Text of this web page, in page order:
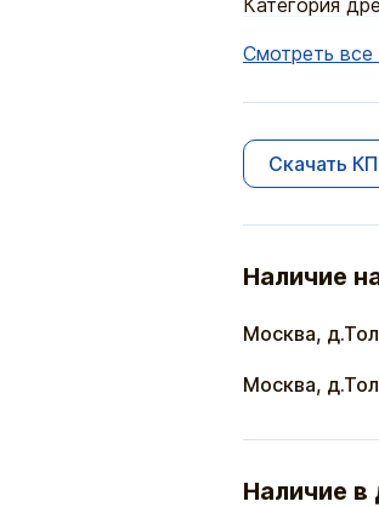
Категория
Смотреть все
Скачать КП
Наличие
Москва,
Москва,
Наличие в